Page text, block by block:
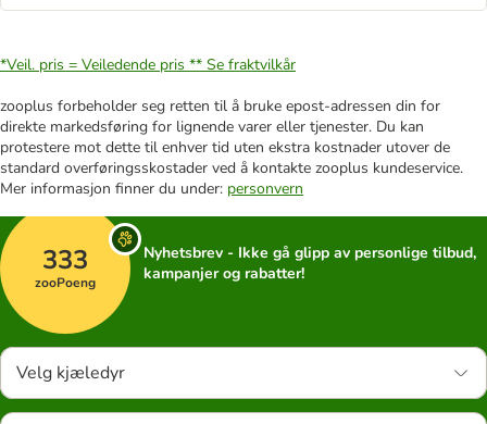
*Veil. pris = Veiledende pris ** Se fraktvilkår
zooplus forbeholder seg retten til å bruke epost-adressen din for
direkte markedsføring for lignende varer eller tjenester. Du kan
protestere mot dette til enhver tid uten ekstra kostnader utover de
standard overføringsskostader ved å kontakte zooplus kundeservice.
Mer informasjon finner du under: personvern
333
zooPoeng
Nyhetsbrev - Ikke gå glipp av personlige tilbud,
kampanjer og rabatter!
Velg kjæledyr